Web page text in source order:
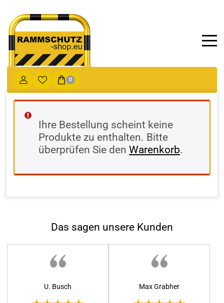
0
Ihre Bestellung scheint keine
Produkte zu enthalten. Bitte
überprüfen Sie den Warenkorb.
Das sagen unsere Kunden
U. Busch Max Grabher